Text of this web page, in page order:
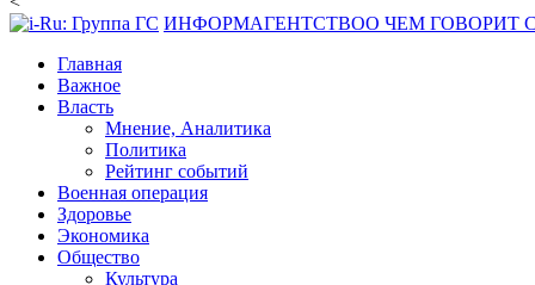
ИНФОРМАГЕНТСТВОО ЧЕМ ГОВОРИТ
Главная
Важное
Власть
Мнение, Аналитика
Политика
Рейтинг событий
Военная операция
Здоровье
Экономика
Общество
Культура